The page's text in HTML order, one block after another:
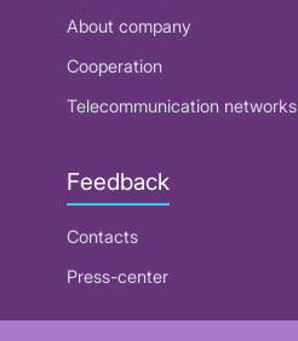
About company
Cooperation
Telecommunication networks
Feedback
Contacts
Press-center